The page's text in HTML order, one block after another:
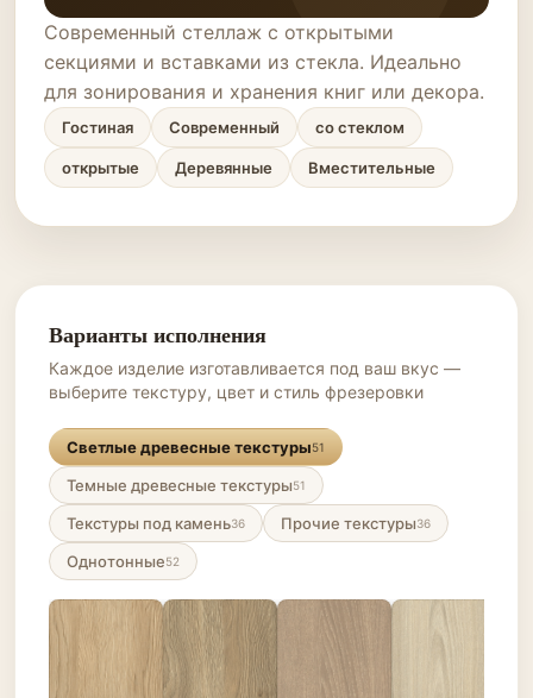
Современный стеллаж с открытыми
секциями и вставками из стекла. Идеально
для зонирования и хранения книг или декора.
Гостиная Современный со стеклом
открытые Деревянные Вместительные
Варианты исполнения
Каждое изделие изготавливается под ваш вкус —
выберите текстуру, цвет и стиль фрезеровки
Светлые древесные текстуры51
Темные древесные текстуры51
Текстуры под камень36 Прочие текстуры36
Однотонные52